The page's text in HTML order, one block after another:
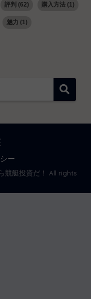
評判 (62) 購入方法(1)
魅力 (1)
ー
競艇投資だ！ All rights